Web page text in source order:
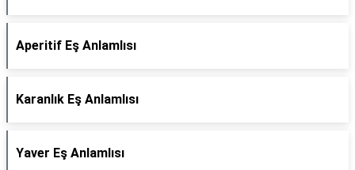
Aperitif Eş Anlamlısı
Karanlık Eş Anlamlısı
Yaver Eş Anlamlısı